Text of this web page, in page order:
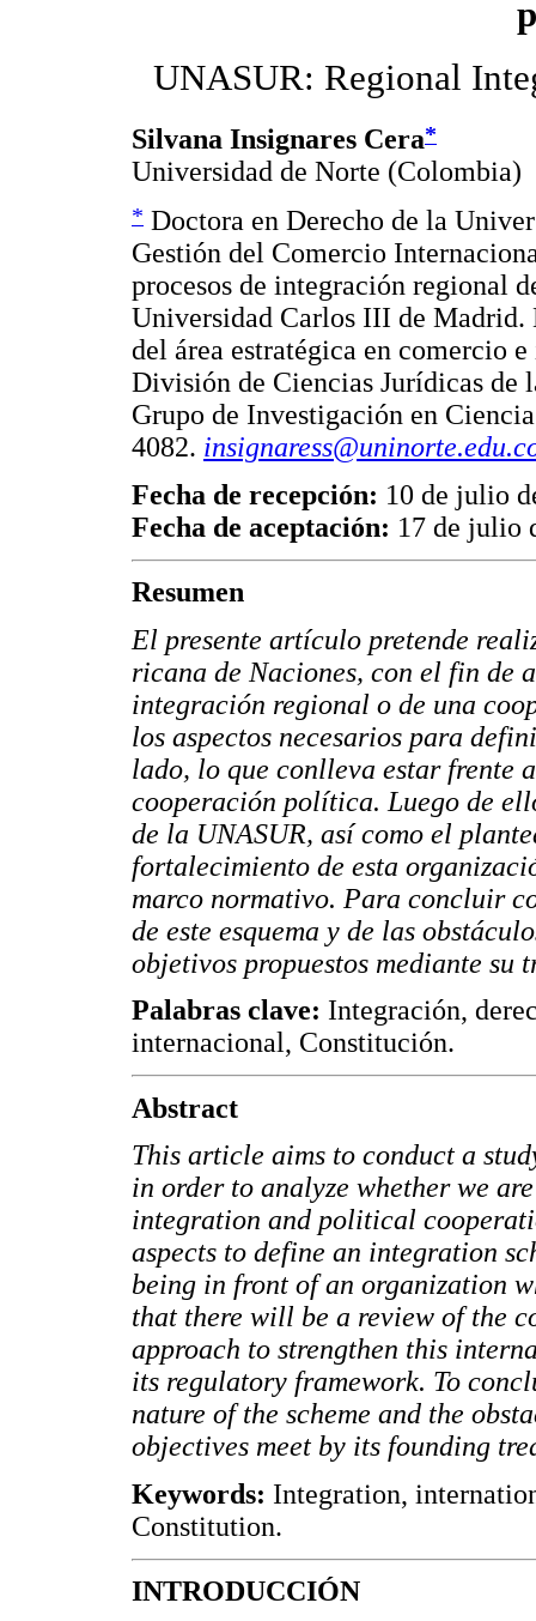
UNASUR: Regional
Silvana Insignares Cera*
Universidad de Norte (Colombia)
* Doctora en Derecho de la
Gestión del Comercio
procesos de integración regional
Universidad Carlos III de
del área estratégica en comercio
División de Ciencias Jurídicas
Grupo de Investigación en
4082.
Fecha de recepción: 10 de julio
Fecha de aceptación: 17 de julio
Resumen
El presente artículo pretende
ricana de Naciones, con el fin de
integración regional o de una
los aspectos necesarios para
lado, lo que conlleva estar frente
cooperación política. Luego de
de la UNASUR, así como el
fortalecimiento de esta
marco normativo. Para concluir
de este esquema y de las
objetivos propuestos mediante su
Palabras clave: Integración,
internacional, Constitución.
Abstract
This article aims to conduct a
in order to analyze whether we
integration and political
aspects to define an integration
being in front of an organization
that there will be a review of the
approach to strengthen this
its regulatory framework. To
nature of the scheme and the
objectives meet by its founding
Keywords: Integration,
Constitution.
INTRODUCCIÓN